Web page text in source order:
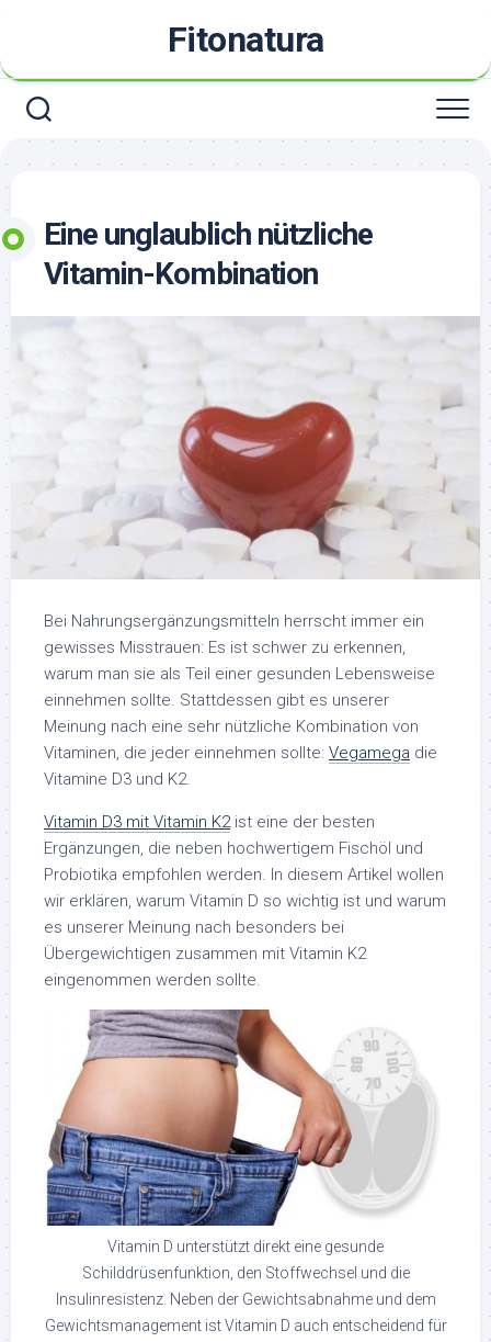
content
Fitonatura
Eine unglaublich nützliche
Vitamin-Kombination
Bei Nahrungsergänzungsmitteln herrscht immer ein
gewisses Misstrauen: Es ist schwer zu erkennen,
warum man sie als Teil einer gesunden Lebensweise
einnehmen sollte. Stattdessen gibt es unserer
Meinung nach eine sehr nützliche Kombination von
Vitaminen, die jeder einnehmen sollte: Vegamega die
Vitamine D3 und K2.
Vitamin D3 mit Vitamin K2ist eine der besten
Ergänzungen, die neben hochwertigem Fischöl und
Probiotika empfohlen werden. In diesem Artikel wollen
wir erklären, warum Vitamin D so wichtig ist und warum
es unserer Meinung nach besonders bei
Übergewichtigen zusammen mit Vitamin K2
eingenommen werden sollte.
Vitamin D unterstützt direkt eine gesunde
Schilddrüsenfunktion, den Stoffwechsel und die
Insulinresistenz. Neben der Gewichtsabnahme und dem
Gewichtsmanagement ist Vitamin D auch entscheidend für